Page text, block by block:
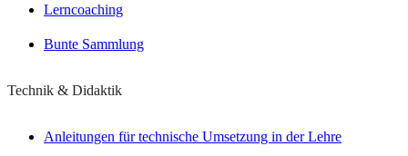
Lerncoaching
Bunte Sammlung
Technik & Didaktik
Anleitungen für technische Umsetzung in der Lehre